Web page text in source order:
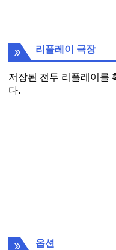
리플레이 극장
저장된 전투 리플레이를
다.
옵션